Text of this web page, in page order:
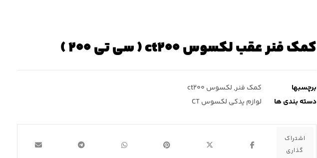
کمک فنر عقب لکسوس ct۲۰۰ ( سی تی ۲۰۰ )
برچسبها کمک فنر, لکسوس ct۲۰۰
دسته بندی ها
لوازم یدکی لکسوس CT